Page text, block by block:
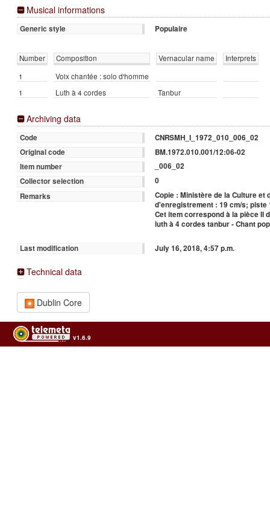
Musical informations
Generic style Populaire
Number Composition Vernacular name
Interprets
1
Voix chantée : solo d'homme
1
Luth à 4 cordes Tanbur
Archiving data
Code
CNRSMH_I_1972_010_006_02
Original code
BM.1972.010.001/12:06-02
Item number
_006_02
Collector selection
0
Remarks
Copie : Ministère de la Culture et
d'enregistrement : 19 cm/s; piste
Cet item correspond à la pièce II
luth à 4 cordes tanbur - Chant
Last modification July 16, 2018, 4:57 p.m.
Technical data
Dublin Core
v1.6.9